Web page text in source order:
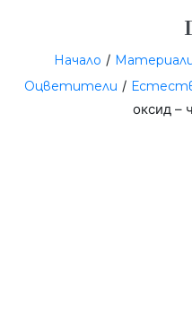
Начало /
Оцветители /
оксид –